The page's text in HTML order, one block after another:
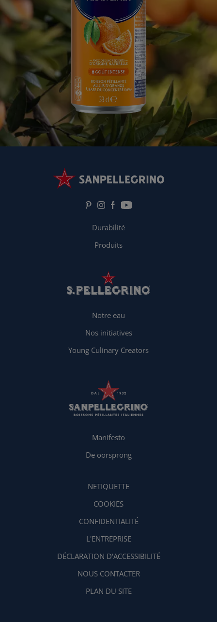
Durabilité
Produits
Notre eau
Nos initiatives
Young Culinary Creators
Manifesto
De oorsprong
NETIQUETTE
COOKIES
CONFIDENTIALITÉ
L'ENTREPRISE
DÉCLARATION D'ACCESSIBILITÉ
NOUS CONTACTER
PLAN DU SITE